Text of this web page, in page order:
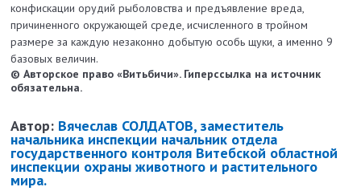
конфискации орудий рыболовства и предъявление вреда,
причиненного окружающей среде, исчисленного в тройном
размере за каждую незаконно добытую особь щуки, а именно 9
базовых величин.
© Авторское право «Витьбичи». Гиперссылка на источник
обязательна.
Автор: Вячеслав СОЛДАТОВ, заместитель
начальника инспекции начальник отдела
государственного контроля Витебской областной
инспекции охраны животного и растительного
мира.